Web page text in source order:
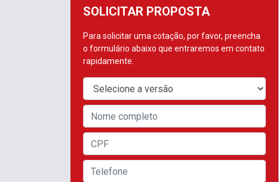
SOLICITAR PROPOSTA
Para solicitar uma cotação, por favor, preencha
o formulário abaixo que entraremos em contato
rapidamente.